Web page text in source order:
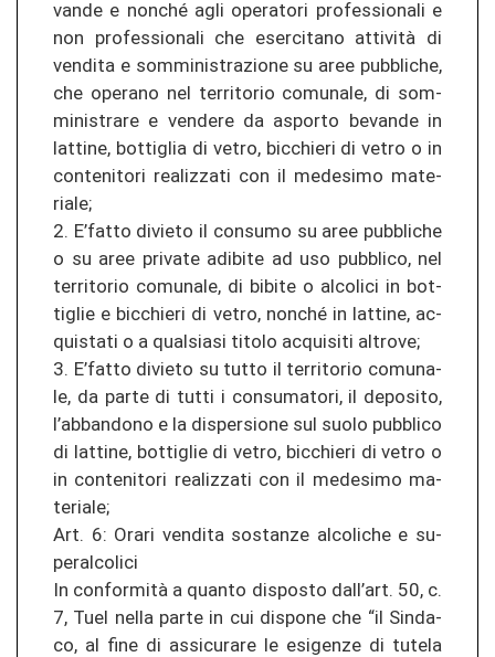
van­de e non­ché agli ope­ra­to­ri pro­fes­sio­na­li e
non pro­fes­sio­na­li che eser­ci­ta­no attività di
ven­di­ta e som­mi­nis­tra­zio­ne su aree pu­bbli­che,
che ope­ra­no nel ter­ri­to­rio co­mu­na­le, di som­
mi­nis­tra­re e ven­de­re da as­por­to be­van­de in
lat­ti­ne, bot­tiglia di vetro, bi­c­chie­ri di vetro o in
con­te­ni­to­ri re­a­li­z­za­ti con il me­de­s­i­mo ma­te­
ria­le;
2. E’fatto di­vie­to il con­su­mo su aree pu­bbli­che
o su aree pri­va­te ad­ibi­te ad uso pu­bbli­co, nel
ter­ri­to­rio co­mu­na­le, di bi­bi­te o al­co­li­ci in bot­
tiglie e bi­c­chie­ri di vetro, non­ché in lat­ti­ne, ac­
quis­ta­ti o a qual­sia­si ti­to­lo ac­quisi­ti al­tro­ve;
3. E’fatto di­vie­to su tutto il ter­ri­to­rio co­mu­na­
le, da parte di tutti i con­su­ma­to­ri, il de­po­si­to,
l’ab­ban­do­no e la di­sper­sio­ne sul suolo pu­bbli­co
di lat­ti­ne, bot­tiglie di vetro, bi­c­chie­ri di vetro o
in con­te­ni­to­ri re­a­li­z­za­ti con il me­de­s­i­mo ma­
te­ria­le;
Art. 6: Orari ven­di­ta sos­tan­ze al­co­li­che e su­
per­al­co­li­ci
In conformità a quan­to dis­posto dall’art. 50, c.
7, Tuel nella parte in cui dis­po­ne che “il Sin­da­
co, al fine di as­si­cu­ra­re le esi­gen­ze di tu­te­la